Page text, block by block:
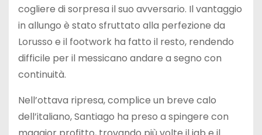
cogliere di sorpresa il suo avversario. Il vantaggio
in allungo è stato sfruttato alla perfezione da
Lorusso e il footwork ha fatto il resto, rendendo
difficile per il messicano andare a segno con
continuità.
Nell’ottava ripresa, complice un breve calo
dell’italiano, Santiago ha preso a spingere con